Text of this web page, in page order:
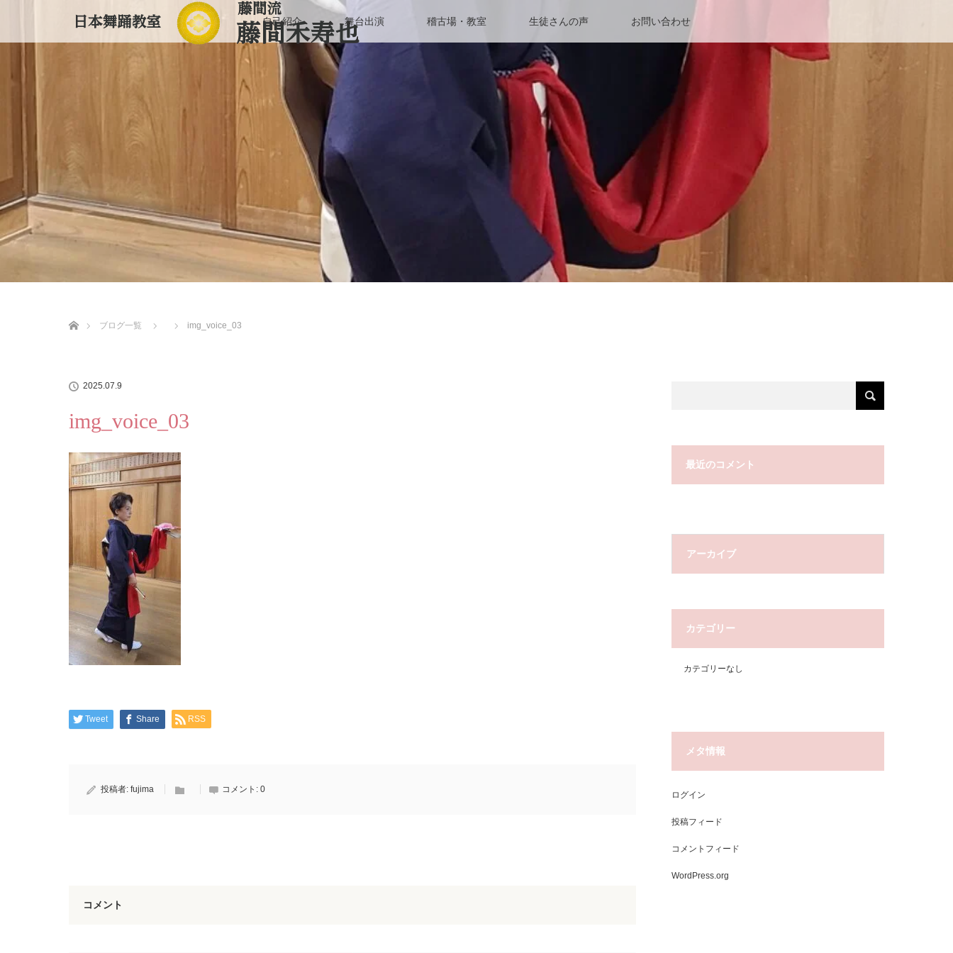
自己紹介 舞台出演 稽古場・教室 生徒さんの声 お問い合わせ
ブログ一覧
img_voice_03
2025.07.9
img_voice_03
Tweet Share RSS
投稿者: fujima コメント: 0
コメント
最近のコメント
アーカイブ
カテゴリー
カテゴリーなし
メタ情報
ログイン
投稿フィード
コメントフィード
WordPress.org